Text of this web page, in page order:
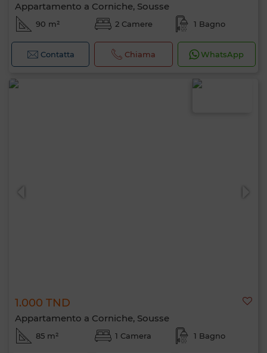
Appartamento a Corniche, Sousse
90 m² 2 Camere 1 Bagno
Contatta Chiama WhatsApp
1.000 TND
Appartamento a Corniche, Sousse
85 m² 1 Camera 1 Bagno